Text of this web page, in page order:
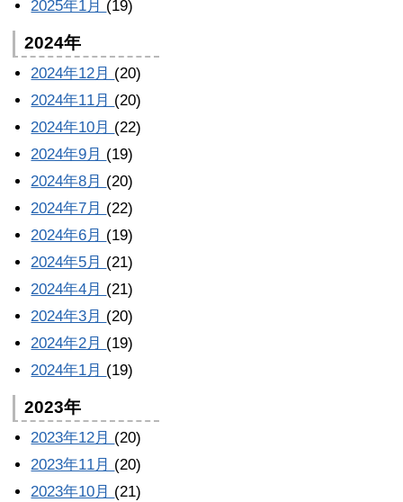
2025年1月 (19)
2024年
2024年12月 (20)
2024年11月 (20)
2024年10月 (22)
2024年9月 (19)
2024年8月 (20)
2024年7月 (22)
2024年6月 (19)
2024年5月 (21)
2024年4月 (21)
2024年3月 (20)
2024年2月 (19)
2024年1月 (19)
2023年
2023年12月 (20)
2023年11月 (20)
2023年10月 (21)